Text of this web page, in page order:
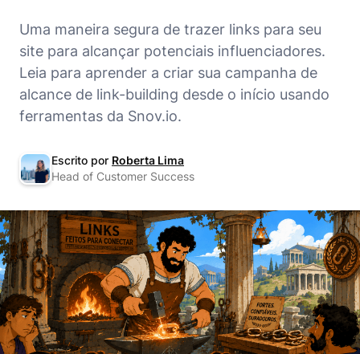
Uma maneira segura de trazer links para seu
site para alcançar potenciais influenciadores.
Leia para aprender a criar sua campanha de
alcance de link-building desde o início usando
ferramentas da Snov.io.
Escrito por Roberta Lima
Head of Customer Success